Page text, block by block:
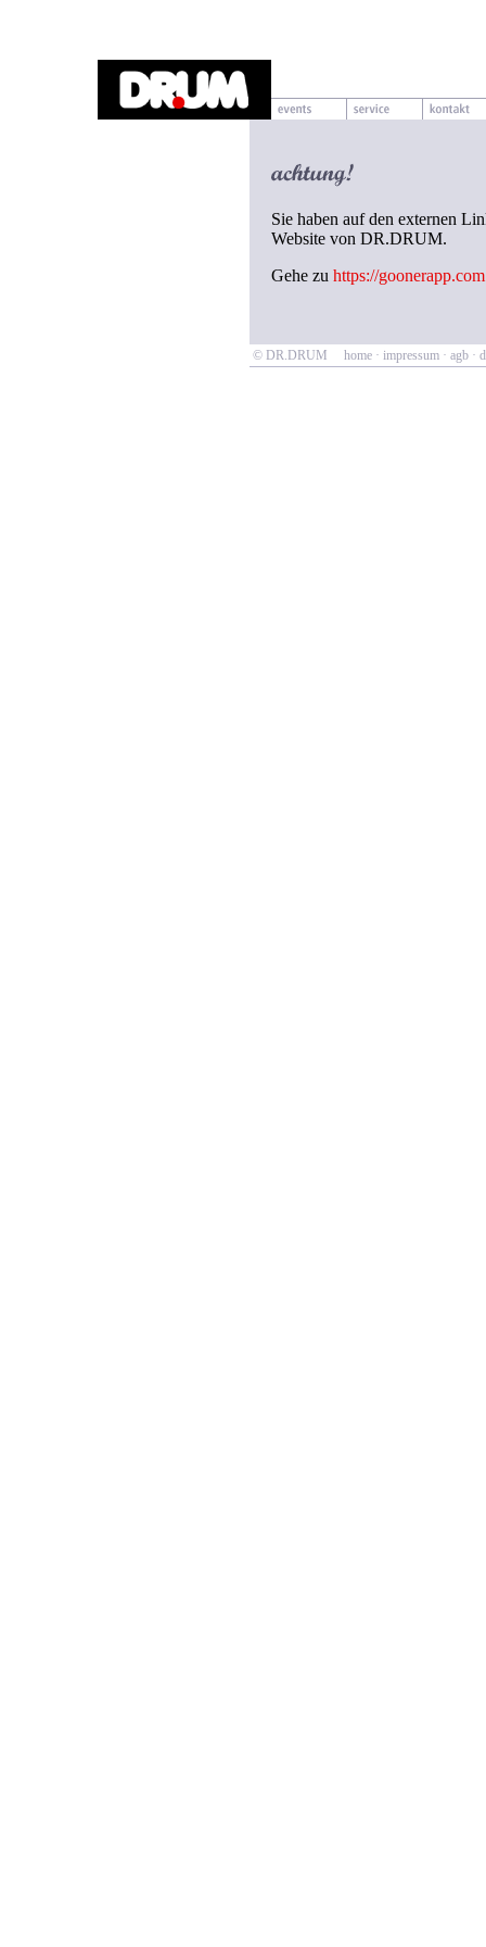
Sie haben auf den externen
Website von DR.DRUM.
Gehe zu https://goonerapp.com
© DR.DRUM home · impressum · agb ·